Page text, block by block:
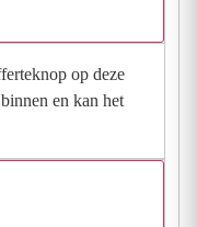
op deze
en kan het